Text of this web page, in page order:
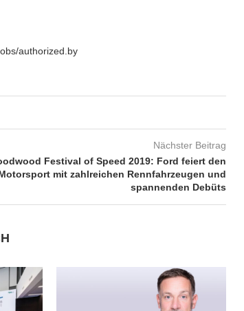
authorized.by
Nächster Beitrag
Festival of Speed 2019: Ford feiert den
mit zahlreichen Rennfahrzeugen und
spannenden Debüts